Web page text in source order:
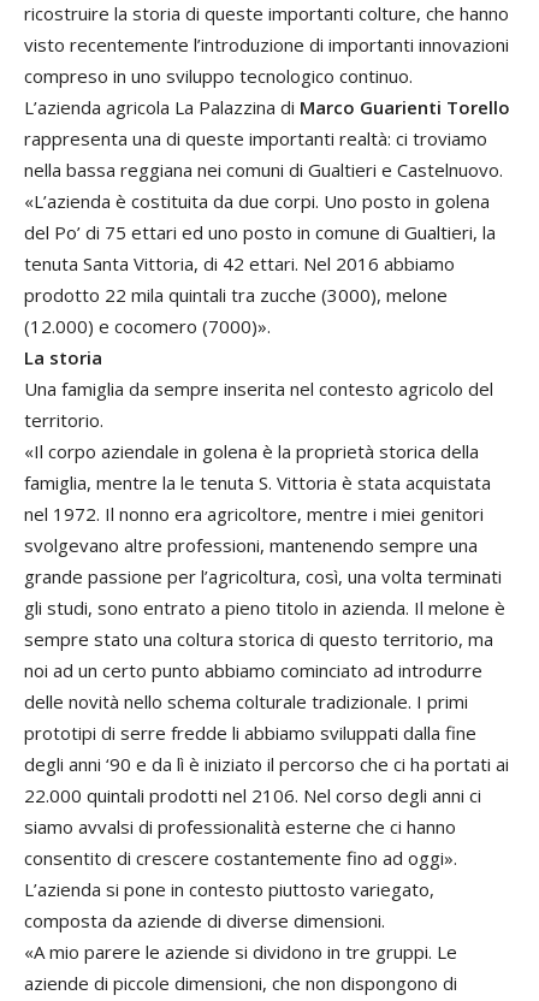
ricostruire la storia di queste importanti colture, che hanno
visto recentemente l’introduzione di importanti innovazioni
compreso in uno sviluppo tecnologico continuo.
L’azienda agricola La Palazzina di Marco Guarienti Torello
rappresenta una di queste importanti realtà: ci troviamo
nella bassa reggiana nei comuni di Gualtieri e Castelnuovo.
«L’azienda è costituita da due corpi. Uno posto in golena
del Po’ di 75 ettari ed uno posto in comune di Gualtieri, la
tenuta Santa Vittoria, di 42 ettari. Nel 2016 abbiamo
prodotto 22 mila quintali tra zucche (3000), melone
(12.000) e cocomero (7000)».
La storia
Una famiglia da sempre inserita nel contesto agricolo del
territorio.
«Il corpo aziendale in golena è la proprietà storica della
famiglia, mentre la le tenuta S. Vittoria è stata acquistata
nel 1972. Il nonno era agricoltore, mentre i miei genitori
svolgevano altre professioni, mantenendo sempre una
grande passione per l’agricoltura, così, una volta terminati
gli studi, sono entrato a pieno titolo in azienda. Il melone è
sempre stato una coltura storica di questo territorio, ma
noi ad un certo punto abbiamo cominciato ad introdurre
delle novità nello schema colturale tradizionale. I primi
prototipi di serre fredde li abbiamo sviluppati dalla fine
degli anni ‘90 e da lì è iniziato il percorso che ci ha portati ai
22.000 quintali prodotti nel 2106. Nel corso degli anni ci
siamo avvalsi di professionalità esterne che ci hanno
consentito di crescere costantemente fino ad oggi».
L’azienda si pone in contesto piuttosto variegato,
composta da aziende di diverse dimensioni.
«A mio parere le aziende si dividono in tre gruppi. Le
aziende di piccole dimensioni, che non dispongono di